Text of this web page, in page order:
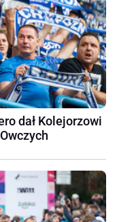
dał Kolejorzowi